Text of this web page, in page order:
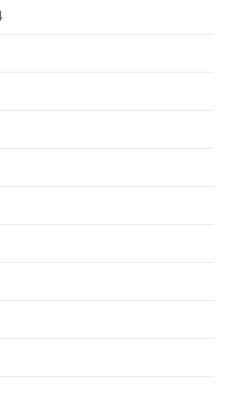
les
van de
Gouwe-Rijnland legt
belanghebbende
[...]